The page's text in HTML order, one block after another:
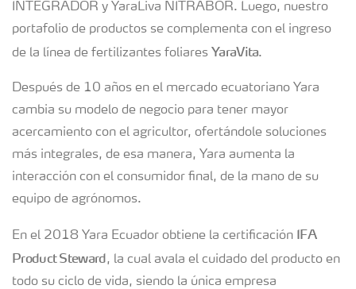
INTEGRADOR y YaraLiva NITRABOR. Luego, nuestro
portafolio de productos se complementa con el ingreso
de la línea de fertilizantes foliares YaraVita.
Después de 10 años en el mercado ecuatoriano Yara
cambia su modelo de negocio para tener mayor
acercamiento con el agricultor, ofertándole soluciones
más integrales, de esa manera, Yara aumenta la
interacción con el consumidor final, de la mano de su
equipo de agrónomos.
En el 2018 Yara Ecuador obtiene la certificación IFA
Product Steward, la cual avala el cuidado del producto en
todo su ciclo de vida, siendo la única empresa